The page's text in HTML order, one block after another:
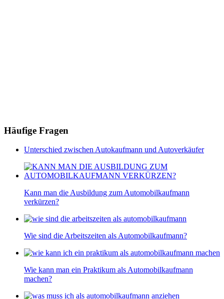
Häufige Fragen
Unterschied zwischen Autokaufmann und Autoverkäufer
Kann man die Ausbildung zum Automobilkaufmann
verkürzen?
Wie sind die Arbeitszeiten als Automobilkaufmann?
Wie kann man ein Praktikum als Automobilkaufmann
machen?